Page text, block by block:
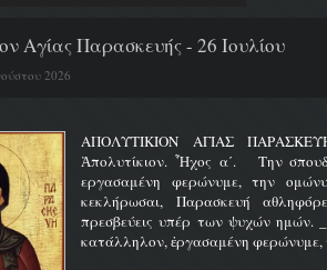
Αγίας Παρασκευής - 26 Ιουλίου
2026
ΑΠΟΛΥΤΙΚΙΟΝ ΑΓΙΑΣ
Ἀπολυτίκιον. Ἦχος α΄. Την
εργασαμένη φερώνυμε, την
κεκλήρωσαι, Παρασκευή
πρεσβεύεις υπέρ των ψυχών ημών.
κατάλληλον, ἐργασαμένη φερώνυμε,